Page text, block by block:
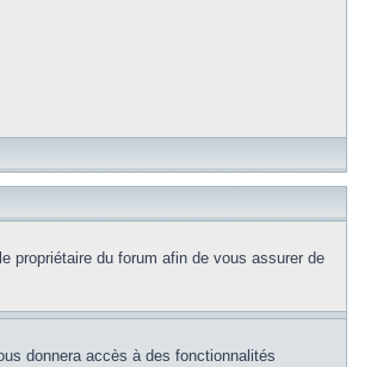
propriétaire du forum afin de vous assurer de
donnera accès à des fonctionnalités